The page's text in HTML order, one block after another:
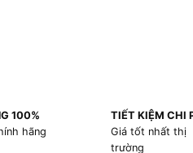
100%
hãng
TIẾT KIỆM CHI
Giá tốt nhất thị
trường